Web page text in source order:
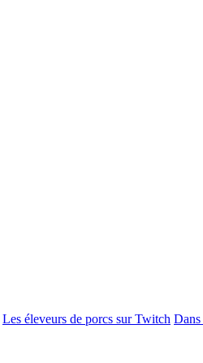
Les éleveurs de porcs sur Twitch Dans